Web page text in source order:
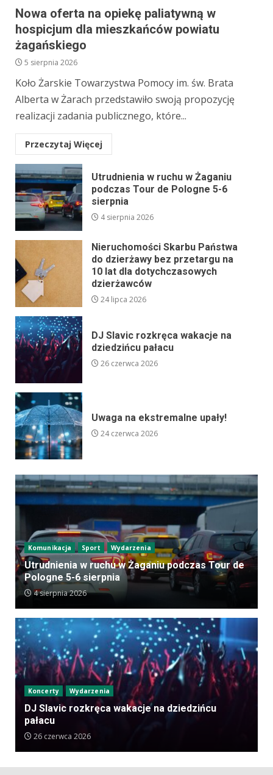
Nowa oferta na opiekę paliatywną w
hospicjum dla mieszkańców powiatu
żagańskiego
5 sierpnia 2026
Koło Żarskie Towarzystwa Pomocy im. św. Brata
Alberta w Żarach przedstawiło swoją propozycję
realizacji zadania publicznego, które...
Przeczytaj Więcej
Utrudnienia w ruchu w Żaganiu
podczas Tour de Pologne 5-6
sierpnia
4 sierpnia 2026
Nieruchomości Skarbu Państwa
do dzierżawy bez przetargu na
10 lat dla dotychczasowych
dzierżawców
24 lipca 2026
DJ Slavic rozkręca wakacje na
dziedzińcu pałacu
26 czerwca 2026
Uwaga na ekstremalne upały!
24 czerwca 2026
Komunikacja Sport Wydarzenia
Utrudnienia w ruchu w Żaganiu podczas Tour de
Pologne 5-6 sierpnia
4 sierpnia 2026
Koncerty Wydarzenia
DJ Slavic rozkręca wakacje na dziedzińcu
pałacu
26 czerwca 2026